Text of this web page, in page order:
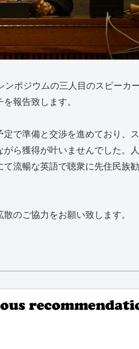
ポジウムの三人目のスピーカ
報告致します。
で準備と交渉を進めており、
ら獲得が叶いませんでした。
流暢な英語で聴衆に先住民族
のご協力をお願い致します。